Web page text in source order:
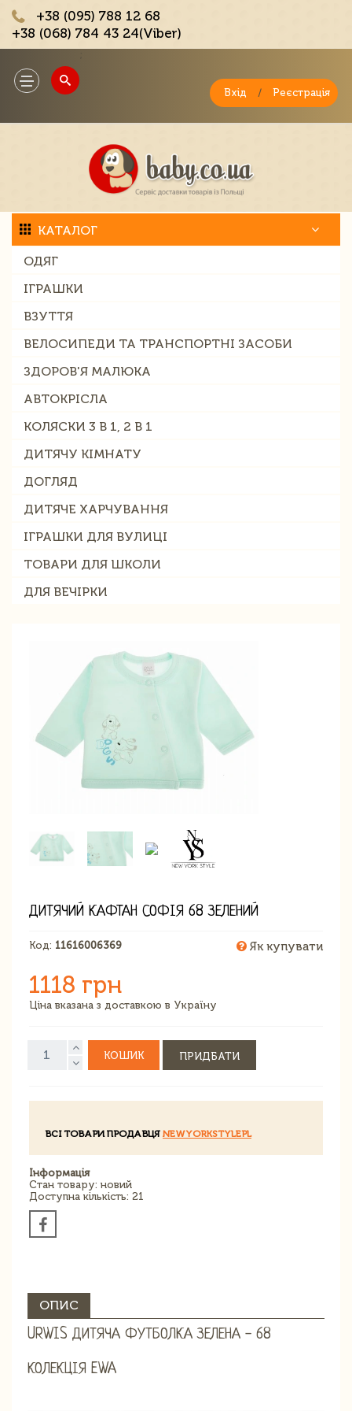
+38 (095) 788 12 68
+38 (068) 784 43 24(Viber)
Toggle
navigation
Вхід / Реєстрація
КАТАЛОГ
ОДЯГ
ІГРАШКИ
ВЗУТТЯ
ВЕЛОСИПЕДИ ТА ТРАНСПОРТНІ ЗАСОБИ
ЗДОРОВ'Я МАЛЮКА
АВТОКРІСЛА
КОЛЯСКИ 3 В 1, 2 В 1
ДИТЯЧУ КІМНАТУ
ДОГЛЯД
ДИТЯЧЕ ХАРЧУВАННЯ
ІГРАШКИ ДЛЯ ВУЛИЦІ
ТОВАРИ ДЛЯ ШКОЛИ
ДЛЯ ВЕЧІРКИ
ДИТЯЧИЙ КАФТАН СОФІЯ 68 ЗЕЛЕНИЙ
Код: 11616006369 Як купувати
1118 грн
Ціна вказана з доставкою в Україну
КОШИК ПРИДБАТИ
ВСІ ТОВАРИ ПРОДАВЦЯ NEWYORKSTYLEPL
Інформація
Стан товару: новий
Доступна кількість: 21
ОПИС
URWIS ДИТЯЧА ФУТБОЛКА ЗЕЛЕНА - 68
КОЛЕКЦІЯ EWA